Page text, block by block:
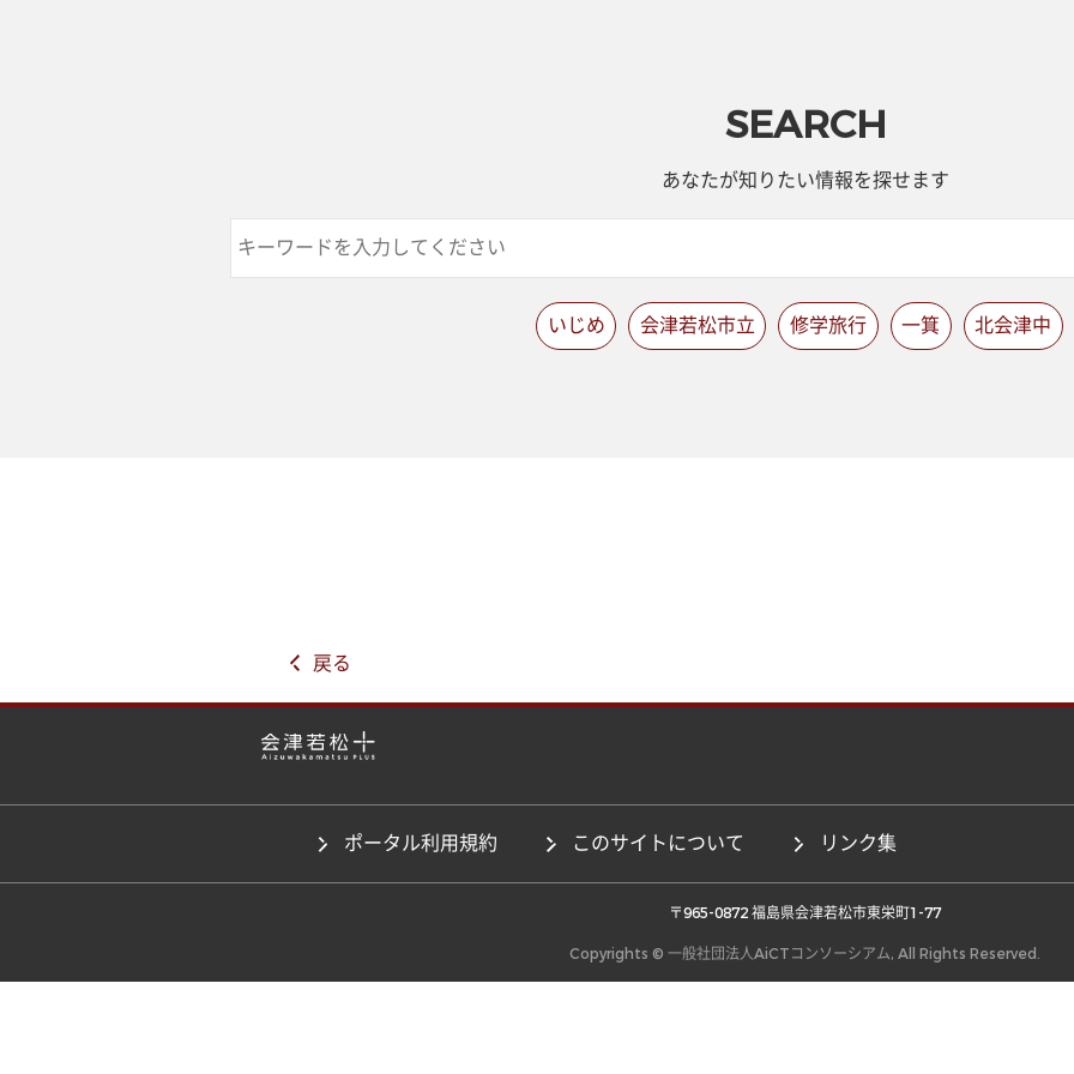
SEARCH
あなたが知りたい情報を探せます
いじめ 会津若松市立 修学旅行 一箕 北会津中
戻る
ポータル利用規約 このサイトについて リンク集
〒965-0872 福島県会津若松市東栄町1-77
Copyrights © 一般社団法人AiCTコンソーシアム, All Rights Reserved.